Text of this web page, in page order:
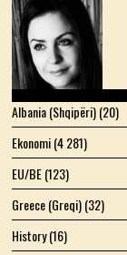
Albania (Shqipëri)(20)
Ekonomi(4 281)
EU/BE(123)
Greece (Greqi)(32)
History(16)